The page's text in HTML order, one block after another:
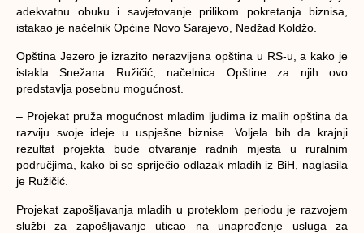
adekvatnu obuku i savjetovanje prilikom pokretanja biznisa,
istakao je načelnik Općine Novo Sarajevo, Nedžad Koldžo.
Opština Jezero je izrazito nerazvijena opština u RS-u, a kako je
istakla Snežana Ružičić, načelnica Opštine za njih ovo
predstavlja posebnu mogućnost.
– Projekat pruža mogućnost mladim ljudima iz malih opština da
razviju svoje ideje u uspješne biznise. Voljela bih da krajnji
rezultat projekta bude otvaranje radnih mjesta u ruralnim
područjima, kako bi se spriječio odlazak mladih iz BiH, naglasila
je Ružičić.
Projekat zapošljavanja mladih u proteklom periodu je razvojem
službi za zapošljavanje uticao na unapređenje usluga za